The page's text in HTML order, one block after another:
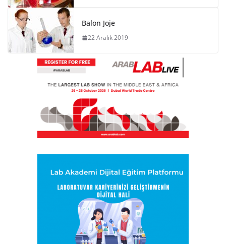
Balon Joje
22 Aralık 2019